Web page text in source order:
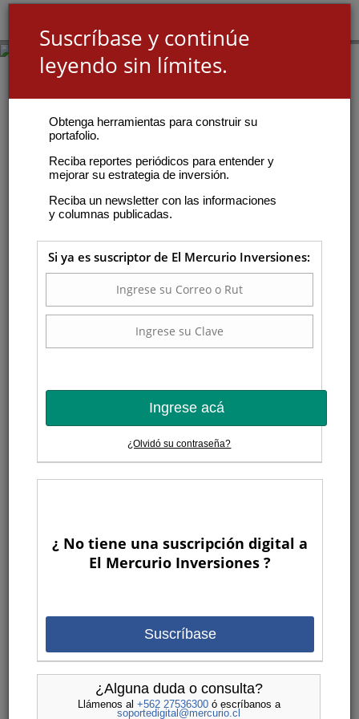
Suscríbase y continúe
leyendo sin límites.
Obtenga herramientas para construir su
portafolio.
Reciba reportes periódicos para entender y
mejorar su estrategia de inversión.
Reciba un newsletter con las informaciones
y columnas publicadas.
Si ya es suscriptor de El Mercurio Inversiones:
Ingrese acá
¿Olvidó su contraseña?
¿ No tiene una suscripción digital a
El Mercurio Inversiones ?
Suscríbase
¿Alguna duda o consulta?
Llámenos al +562 27536300ó escríbanos a
soportedigital@mercurio.cl